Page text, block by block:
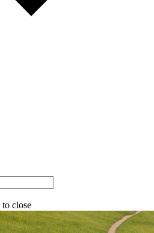
to close